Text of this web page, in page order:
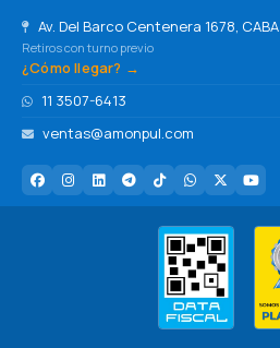
Av. Del Barco Centenera 1678, CABA
Retiros con turno previo
¿Cómo llegar? →
11 3507-6413
ventas@amonpul.com